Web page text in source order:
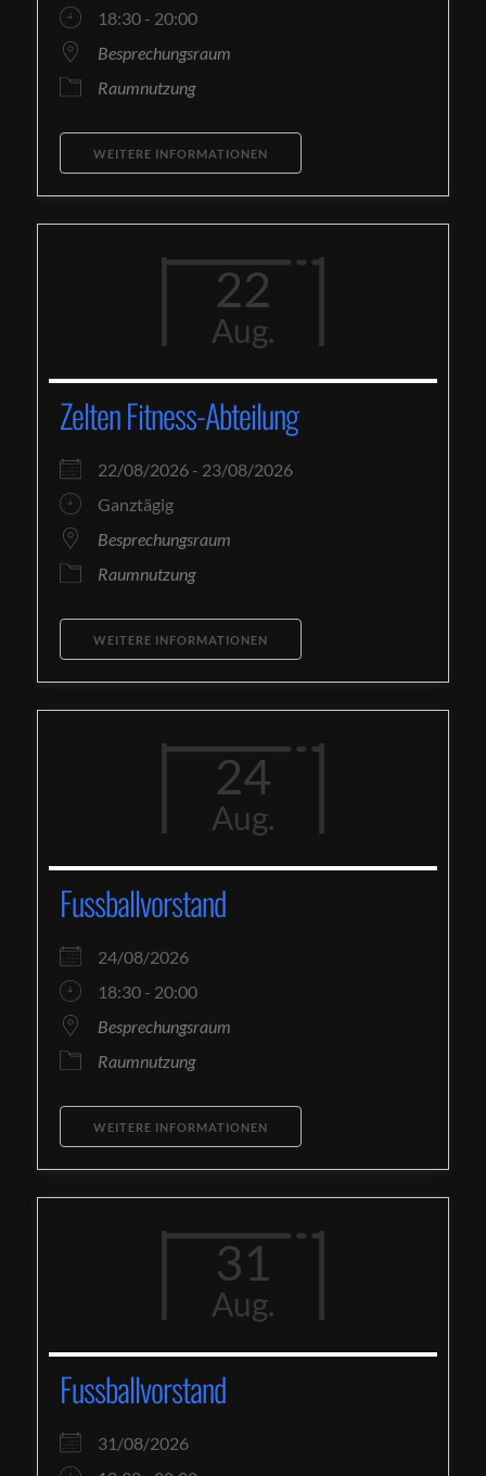
18:30 - 20:00
Besprechungsraum
Raumnutzung
WEITERE INFORMATIONEN
22
Aug.
Zelten Fitness-Abteilung
22/08/2026 - 23/08/2026
Ganztägig
Besprechungsraum
Raumnutzung
WEITERE INFORMATIONEN
24
Aug.
Fussballvorstand
24/08/2026
18:30 - 20:00
Besprechungsraum
Raumnutzung
WEITERE INFORMATIONEN
31
Aug.
Fussballvorstand
31/08/2026